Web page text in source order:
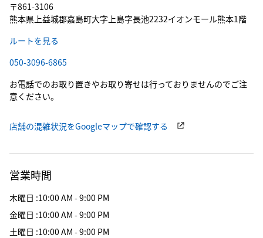
〒861-3106
熊本県上益城郡嘉島町大字上島字長池2232イオンモール熊本1階
ルートを見る
050-3096-6865
お電話でのお取り置きやお取り寄せは行っておりませんのでご注
意ください。
店舗の混雑状況をGoogleマップで確認する
営業時間
木曜日 :10:00 AM - 9:00 PM
金曜日 :10:00 AM - 9:00 PM
土曜日 :10:00 AM - 9:00 PM